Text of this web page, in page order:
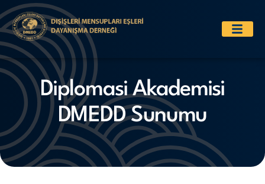
Diplomasi Akademisi
DMEDD Sunumu